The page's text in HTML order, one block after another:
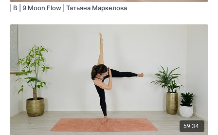
| B | 9 Moon Flow | Татьяна Маркелова
59:34